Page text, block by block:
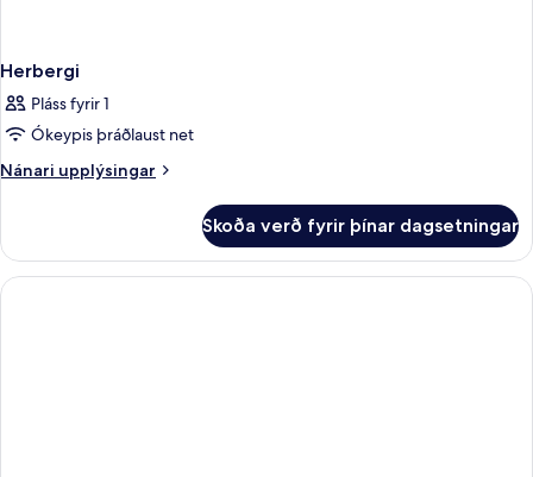
Herbergi
Pláss fyrir 1
Ókeypis þráðlaust net
Nánari upplýsingar
Nánari
Skoða verð fyrir þínar dagsetningar